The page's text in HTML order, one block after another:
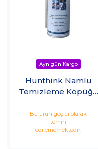
Hunthink Namlu
Temizleme Köpüğü
Bu ürün geçici olarak
temin
edilememektedir.